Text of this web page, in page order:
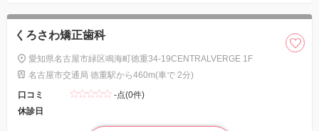
くろさわ矯正歯科
愛知県名古屋市緑区鳴海町徳重34-19CENTRALVERGE 1F
名古屋市交通局 徳重駅から460m(車で 2分)
口コミ
-点(0件)
休診日